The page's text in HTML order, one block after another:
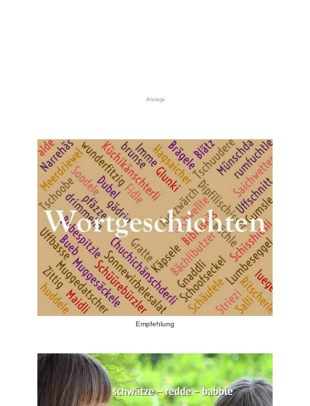
Anzeige
Empfehlung